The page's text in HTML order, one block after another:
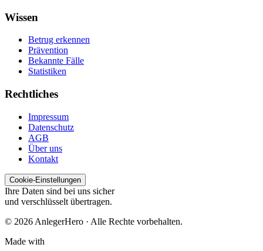
Wissen
Betrug erkennen
Prävention
Bekannte Fälle
Statistiken
Rechtliches
Impressum
Datenschutz
AGB
Über uns
Kontakt
Cookie-Einstellungen
Ihre Daten sind bei uns sicher
und verschlüsselt übertragen.
© 2026 AnlegerHero · Alle Rechte vorbehalten.
Made with